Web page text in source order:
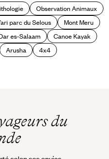
Observation Animaux
parc du Selous
Mont Meru
es-Salaam
Canoe Kayak
Arusha 4x4
du